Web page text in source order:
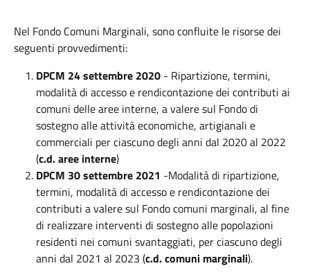
Nel Fondo Comuni Marginali, sono confluite le risorse dei
seguenti provvedimenti:
DPCM 24 settembre 2020 - Ripartizione, termini,
modalità di accesso e rendicontazione dei contributi ai
comuni delle aree interne, a valere sul Fondo di
sostegno alle attività economiche, artigianali e
commerciali per ciascuno degli anni dal 2020 al 2022
(c.d. aree interne)
DPCM 30 settembre 2021 -Modalità di ripartizione,
termini, modalità di accesso e rendicontazione dei
contributi a valere sul Fondo comuni marginali, al fine
di realizzare interventi di sostegno alle popolazioni
residenti nei comuni svantaggiati, per ciascuno degli
anni dal 2021 al 2023 (c.d. comuni marginali).